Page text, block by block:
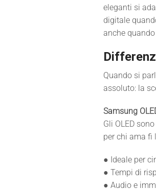
eleganti si
digitale
anche
Quando si
assoluto: la
Samsung
Gli OLED
per chi ama fi
● Ideale per
● Tempi di
● Audio e